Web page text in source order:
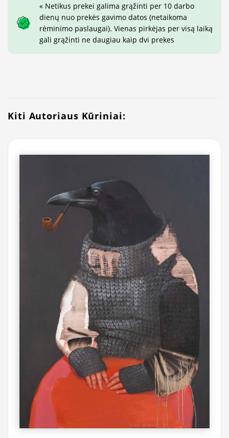
« Netikus prekei galima grąžinti per 10 darbo
dienų nuo prekės gavimo datos (netaikoma
rėminimo paslaugai). Vienas pirkėjas per visą laiką
gali grąžinti ne daugiau kaip dvi prekes
Kiti Autoriaus Kūriniai: